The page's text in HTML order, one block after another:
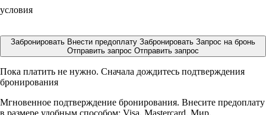
условия
Забронировать Внести предоплату Забронировать Запрос на бронь
Отправить запрос Отправить запрос
Пока платить не нужно. Сначала дождитесь подтверждения
бронирования
Мгновенное подтверждение бронирования. Внесите предоплату
в размере удобным способом: Visa, Mastercard, Мир,